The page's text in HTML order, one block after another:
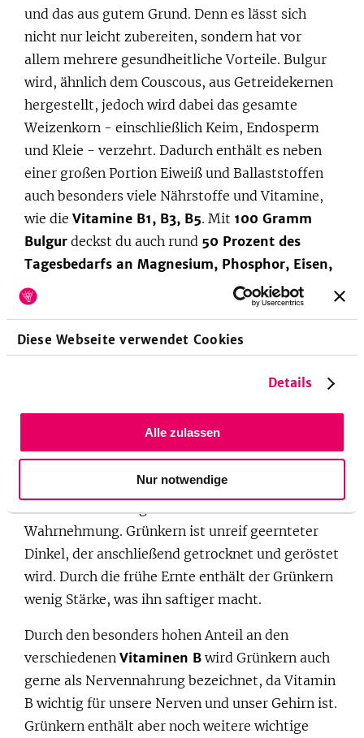
Diese Webseite verwendet Cookies
Details
Alle zulassen
Nur notwendige
und das aus gutem Grund. Denn es lässt sich
nicht nur leicht zubereiten, sondern hat vor
allem mehrere gesundheitliche Vorteile. Bulgur
wird, ähnlich dem Couscous, aus Getreidekernen
hergestellt, jedoch wird dabei das gesamte
Weizenkorn - einschließlich Keim, Endosperm
und Kleie - verzehrt. Dadurch enthält es neben
einer großen Portion Eiweiß und Ballaststoffen
auch besonders viele Nährstoffe und Vitamine,
wie die Vitamine B1, B3, B5. Mit 100 Gramm
Bulgur deckst du auch rund 50 Prozent des
Tagesbedarfs an Magnesium, Phosphor, Eisen,
Kupfer und Mangan
. Mangan ist in unserem
Körper wichtig für den Stoffwechsel und das
Bindegewebe.
Vor über 100 Jahren gehörte Grünkern beinahe
zum täglichen Essen bei uns, im Laufe der Zeit
wurde er vom aufkommenden Weizen verdrängt
und findet nur langsam wieder zurück in die
Wahrnehmung. Grünkern ist unreif geernteter
Dinkel, der anschließend getrocknet und geröstet
wird. Durch die frühe Ernte enthält der Grünkern
wenig Stärke, was ihn saftiger macht.
Durch den besonders hohen Anteil an den
verschiedenen Vitaminen B wird Grünkern auch
gerne als Nervennahrung bezeichnet, da Vitamin
B wichtig für unsere Nerven und unser Gehirn ist.
Grünkern enthält aber noch weitere wichtige